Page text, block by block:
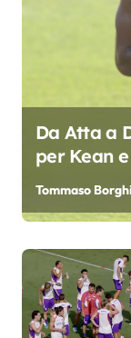
Da Atta a
per Kean
oscar del
Tommaso